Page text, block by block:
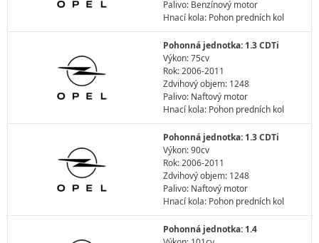
Palivo: Benzínový motor
Hnací kola: Pohon predních kol
Pohonná jednotka: 1.3 CDTi
Výkon: 75cv
Rok: 2006-2011
Zdvihový objem: 1248
Palivo: Naftový motor
Hnací kola: Pohon predních kol
Pohonná jednotka: 1.3 CDTi
Výkon: 90cv
Rok: 2006-2011
Zdvihový objem: 1248
Palivo: Naftový motor
Hnací kola: Pohon predních kol
Pohonná jednotka: 1.4